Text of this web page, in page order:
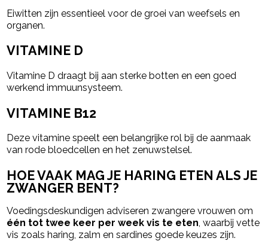
Eiwitten zijn essentieel voor de groei van weefsels en
organen.
VITAMINE D
Vitamine D draagt bij aan sterke botten en een goed
werkend immuunsysteem.
VITAMINE B12
Deze vitamine speelt een belangrijke rol bij de aanmaak
van rode bloedcellen en het zenuwstelsel.
HOE VAAK MAG JE HARING ETEN ALS JE
ZWANGER BENT?
Voedingsdeskundigen adviseren zwangere vrouwen om
één tot twee keer per week vis te eten , waarbij vette
vis zoals haring, zalm en sardines goede keuzes zijn.